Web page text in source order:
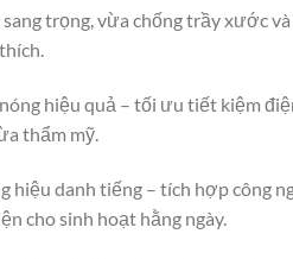
sang trọng, vừa chống trầy xước
hiệu quả – tối ưu tiết kiệm
thẩm mỹ.
danh tiếng – tích hợp công
cho sinh hoạt hằng ngày.